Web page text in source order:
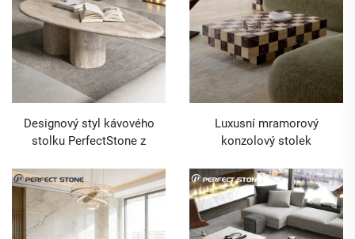
Designový styl kávového
stolku PerfectStone z
travertinu pro vnitřní
interiérovou výstavbu
Luxusní mramorový
konzolový stolek
designu pro interiérové
projekty vnitřních prostor